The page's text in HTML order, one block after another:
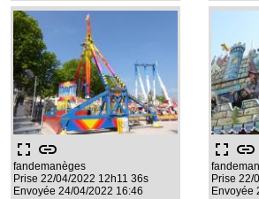
fullscreen link
fandemanèges
Prise 22/04/2022 12h11 36s
Envoyée 24/04/2022 16:46
fullscreen link
Prise 22/
Envoyée